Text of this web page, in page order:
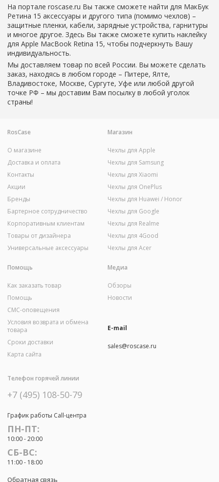
На портале roscase.ru Вы также сможете найти для МакБук
Ретина 15 аксессуары и другого типа (помимо чехлов) –
защитные пленки, кабели, зарядные устройства, гарнитуры
и многое другое. Здесь Вы также сможете купить наклейку
для Apple MacBook Retina 15, чтобы подчеркнуть Вашу
индивидуальность.
Мы доставляем товар по всей России. Вы можете сделать
заказ, находясь в любом городе – Питере, Ялте,
Владивостоке, Москве, Сургуте, Уфе или любой другой
точке РФ – мы доставим Вам посылку в любой уголок
страны!
RosCase
О магазине
Доставка и оплата
Контакты
Акции
Бренды
Бартерное сотрудничество
Корпоративным клиентам
Товары от дизайнера
Универсальные аксессуары
Магазин
Чехлы для Apple
Чехлы для Samsung
Чехлы для Xiaomi
Чехлы для OnePlus
Чехлы для Huawei / Honor
Чехлы для Google
Чехлы для Realme
Чехлы для 4Good
Чехлы для Acer
Помощь
Как заказать товар
Помощь
СМС-оповещения
Условия возврата и обмена
товара
Сроки доставки
Карта сайта
Медиа
Обзоры
Новости
E-mail
sales@roscase.ru
Телефон горячей линии
+7 (495) 108-50-79
График работы Call-центра
ПН-ПТ:
10:00 - 20:00
СБ-ВС:
11:00 - 18:00
Обратная связь